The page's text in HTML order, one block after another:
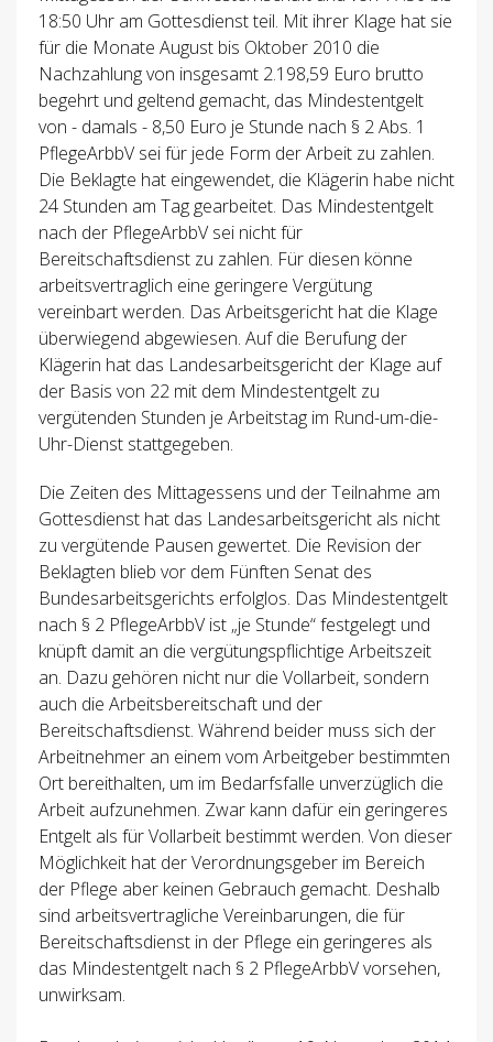
18:50 Uhr am Gottesdienst teil. Mit ihrer Klage hat sie
für die Monate August bis Oktober 2010 die
Nachzahlung von insgesamt 2.198,59 Euro brutto
begehrt und geltend gemacht, das Mindestentgelt
von - damals - 8,50 Euro je Stunde nach § 2 Abs. 1
PflegeArbbV sei für jede Form der Arbeit zu zahlen.
Die Beklagte hat eingewendet, die Klägerin habe nicht
24 Stunden am Tag gearbeitet. Das Mindestentgelt
nach der PflegeArbbV sei nicht für
Bereitschaftsdienst zu zahlen. Für diesen könne
arbeitsvertraglich eine geringere Vergütung
vereinbart werden. Das Arbeitsgericht hat die Klage
überwiegend abgewiesen. Auf die Berufung der
Klägerin hat das Landesarbeitsgericht der Klage auf
der Basis von 22 mit dem Mindestentgelt zu
vergütenden Stunden je Arbeitstag im Rund-um-die-
Uhr-Dienst stattgegeben.
Die Zeiten des Mittagessens und der Teilnahme am
Gottesdienst hat das Landesarbeitsgericht als nicht
zu vergütende Pausen gewertet. Die Revision der
Beklagten blieb vor dem Fünften Senat des
Bundesarbeitsgerichts erfolglos. Das Mindestentgelt
nach § 2 PflegeArbbV ist „je Stunde“ festgelegt und
knüpft damit an die vergütungspflichtige Arbeitszeit
an. Dazu gehören nicht nur die Vollarbeit, sondern
auch die Arbeitsbereitschaft und der
Bereitschaftsdienst. Während beider muss sich der
Arbeitnehmer an einem vom Arbeitgeber bestimmten
Ort bereithalten, um im Bedarfsfalle unverzüglich die
Arbeit aufzunehmen. Zwar kann dafür ein geringeres
Entgelt als für Vollarbeit bestimmt werden. Von dieser
Möglichkeit hat der Verordnungsgeber im Bereich
der Pflege aber keinen Gebrauch gemacht. Deshalb
sind arbeitsvertragliche Vereinbarungen, die für
Bereitschaftsdienst in der Pflege ein geringeres als
das Mindestentgelt nach § 2 PflegeArbbV vorsehen,
unwirksam.